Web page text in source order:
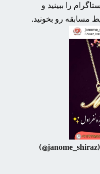
را ببینید و
رو بخونید.